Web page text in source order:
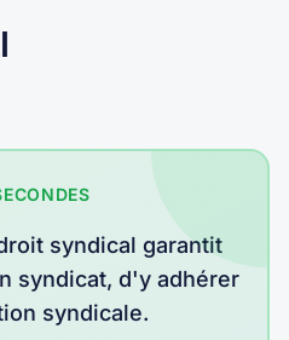
syndical garantit
syndicat, d'y adhérer
syndicale.